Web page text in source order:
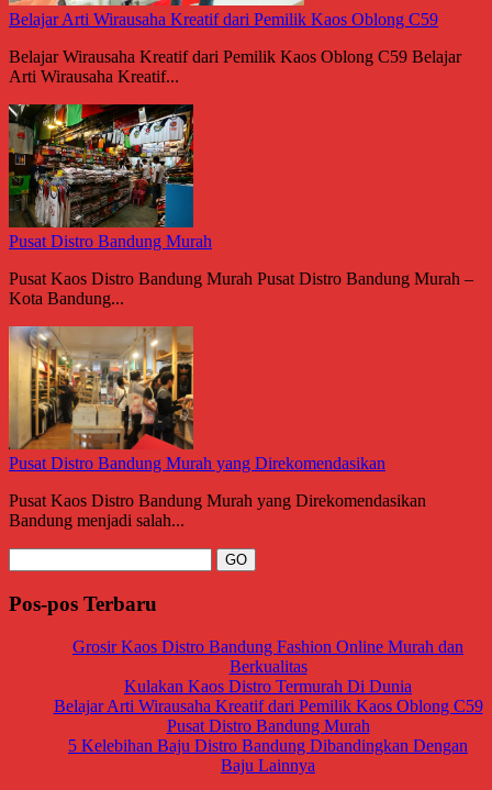
Belajar Arti Wirausaha Kreatif dari Pemilik Kaos Oblong C59
Belajar Wirausaha Kreatif dari Pemilik Kaos Oblong C59 Belajar
Arti Wirausaha Kreatif...
Pusat Distro Bandung Murah
Pusat Kaos Distro Bandung Murah Pusat Distro Bandung Murah –
Kota Bandung...
Pusat Distro Bandung Murah yang Direkomendasikan
Pusat Kaos Distro Bandung Murah yang Direkomendasikan
Bandung menjadi salah...
Pos-pos Terbaru
Grosir Kaos Distro Bandung Fashion Online Murah dan
Berkualitas
Kulakan Kaos Distro Termurah Di Dunia
Belajar Arti Wirausaha Kreatif dari Pemilik Kaos Oblong C59
Pusat Distro Bandung Murah
5 Kelebihan Baju Distro Bandung Dibandingkan Dengan
Baju Lainnya